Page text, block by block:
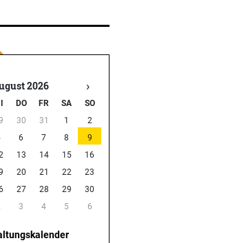
2026 ›
DO FR SA
SO
30 31 1
2
6 7 8
9
13 14 15
16
20 21 22
23
27 28 29
30
3 4 5 6